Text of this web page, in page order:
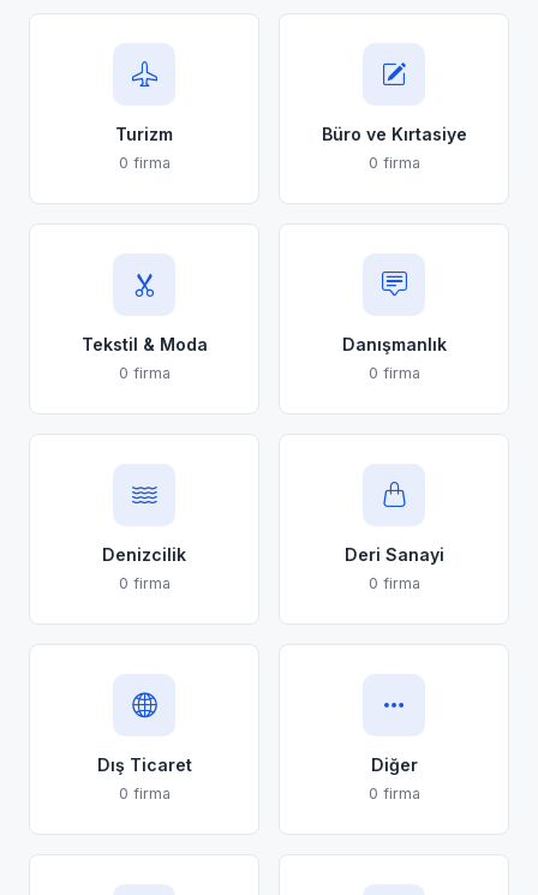
Turizm
0 firma
Büro ve Kırtasiye
0 firma
Tekstil & Moda
0 firma
Danışmanlık
0 firma
Denizcilik
0 firma
Deri Sanayi
0 firma
Dış Ticaret
0 firma
Diğer
0 firma